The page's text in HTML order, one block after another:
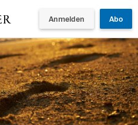
Anmelden Abo